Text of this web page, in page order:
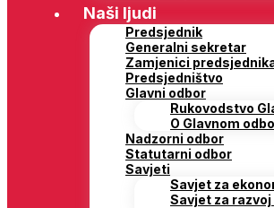
Naši ljudi
Predsjednik
Generalni sekretar
Zamjenici
Predsjedništvo
Glavni odbor
Rukovodstvo
O Glavnom
Nadzorni odbor
Statutarni odbor
Savjeti
Savjet za
Savjet za razvoj